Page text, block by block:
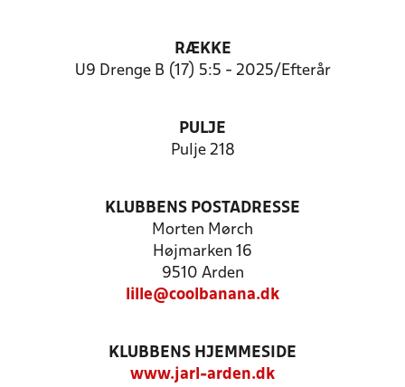
RÆKKE
U9 Drenge B (17) 5:5 - 2025/Efterår
PULJE
Pulje 218
KLUBBENS POSTADRESSE
Morten Mørch
Højmarken 16
9510 Arden
lille@coolbanana.dk
KLUBBENS HJEMMESIDE
www.jarl-arden.dk